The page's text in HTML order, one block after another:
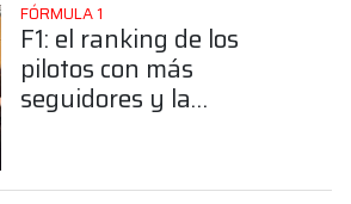
FÓRMULA 1
F1: el ranking de los
pilotos con más
seguidores y la